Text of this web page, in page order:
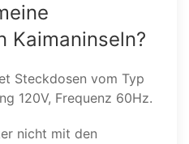
Kaimaninseln?
Steckdosen vom Typ
120V, Frequenz 60Hz.
nicht mit den